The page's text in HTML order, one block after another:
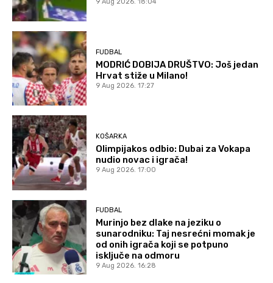
FUDBAL
MODRIĆ DOBIJA DRUŠTVO: Još jedan
Hrvat stiže u Milano!
9 Aug 2026. 17:27
KOŠARKA
Olimpijakos odbio: Dubai za Vokapa
nudio novac i igrača!
9 Aug 2026. 17:00
FUDBAL
Murinjo bez dlake na jeziku o
sunarodniku: Taj nesrećni momak je
od onih igrača koji se potpuno
isključe na odmoru
9 Aug 2026. 16:28